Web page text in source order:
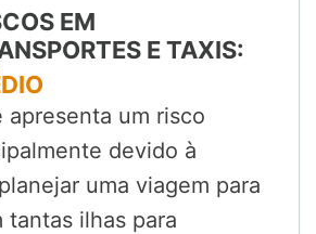
EM
E TAXIS:
apresenta um risco
devido à
uma viagem para
tantas ilhas para